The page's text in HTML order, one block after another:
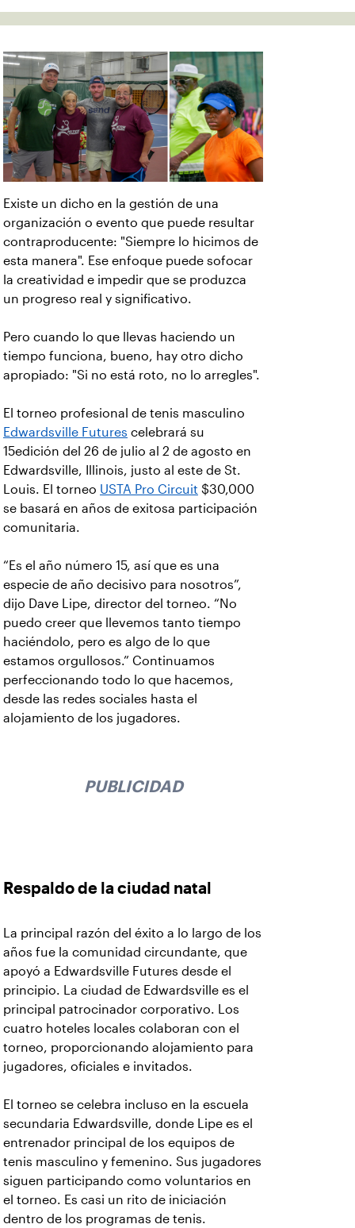
Existe un dicho en la gestión de una
organización o evento que puede resultar
contraproducente: "Siempre lo hicimos de
esta manera". Ese enfoque puede sofocar
la creatividad e impedir que se produzca
un progreso real y significativo.
Pero cuando lo que llevas haciendo un
tiempo funciona, bueno, hay otro dicho
apropiado: "Si no está roto, no lo arregles".
El torneo profesional de tenis masculino
Edwardsville Futures celebrará su
15edición del 26 de julio al 2 de agosto en
Edwardsville, Illinois, justo al este de St.
Louis. El torneo USTA Pro Circuit $30,000
se basará en años de exitosa participación
comunitaria.
“Es el año número 15, así que es una
especie de año decisivo para nosotros”,
dijo Dave Lipe, director del torneo. “No
puedo creer que llevemos tanto tiempo
haciéndolo, pero es algo de lo que
estamos orgullosos.” Continuamos
perfeccionando todo lo que hacemos,
desde las redes sociales hasta el
alojamiento de los jugadores.
PUBLICIDAD
Respaldo de la ciudad natal
La principal razón del éxito a lo largo de los
años fue la comunidad circundante, que
apoyó a Edwardsville Futures desde el
principio. La ciudad de Edwardsville es el
principal patrocinador corporativo. Los
cuatro hoteles locales colaboran con el
torneo, proporcionando alojamiento para
jugadores, oficiales e invitados.
El torneo se celebra incluso en la escuela
secundaria Edwardsville, donde Lipe es el
entrenador principal de los equipos de
tenis masculino y femenino. Sus jugadores
siguen participando como voluntarios en
el torneo. Es casi un rito de iniciación
dentro de los programas de tenis.